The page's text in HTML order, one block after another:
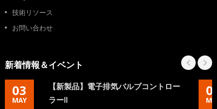
技術リソース
お問い合わせ
新着情報＆イベント
03
MAY
【新製品】電子排気バルブコントロー
ラーII